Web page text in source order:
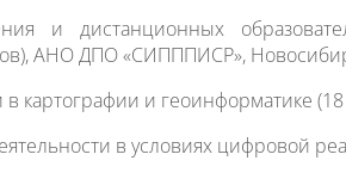
и дистанционных
АНО ДПО «СИПППИСР»,
картографии и геоинформатике
в условиях цифровой